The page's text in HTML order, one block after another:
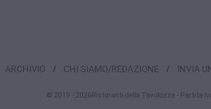
ARCHIVIO CHI SIAMO/REDAZIONE INVIA
© 2019 - 2026Ristoranti della Tavolozza - Partita